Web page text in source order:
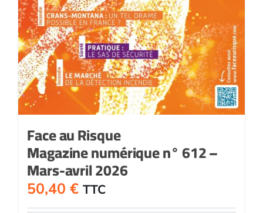
Face au Risque
Magazine numérique n° 612 –
Mars-avril 2026
50,40 € TTC